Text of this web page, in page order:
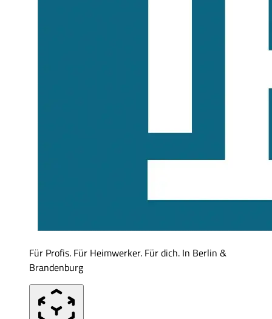
Für Profis. Für Heimwerker. Für dich. In Berlin &
Brandenburg